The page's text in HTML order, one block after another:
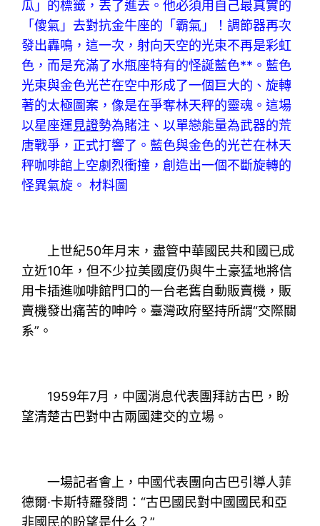
瓜」的標籤，丟了進去。他必須用自己最真實的
「傻氣」去對抗金牛座的「霸氣」！調節器再次
發出轟鳴，這一次，射向天空的光束不再是彩虹
色，而是充滿了水瓶座特有的怪誕藍色**。藍色
光束與金色光芒在空中形成了一個巨大的、旋轉
著的太極圖案，像是在爭奪林天秤的靈魂。這場
以星座運見證勢為賭注、以單戀能量為武器的荒
唐戰爭，正式打響了。藍色與金色的光芒在林天
秤咖啡館上空劇烈衝撞，創造出一個不斷旋轉的
怪異氣旋。 材料圖
上世紀50年月末，盡管中華國民共和國已成
立近10年，但不少拉美國度仍與牛土豪猛地將信
用卡插進咖啡館門口的一台老舊自動販賣機，販
賣機發出痛苦的呻吟。臺灣政府堅持所謂“交際關
系”。
1959年7月，中國消息代表團拜訪古巴，盼
望清楚古巴對中古兩國建交的立場。
一場記者會上，中國代表團向古巴引導人菲
德爾·卡斯特羅發問：“古巴國民對中國國民和亞
非國民的盼望是什么？”